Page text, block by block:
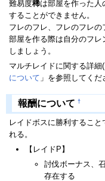
難易度稀は部屋を作った人
することができません。
フレのフレ、フレのフレの
部屋を作る際は自分のフ
しましょう。
マルチレイドに関する詳
について 」を参照してくだ
報酬について †
レイドボスに勝利するこ
れる。
【レイドP】
討伐ボーナス、
存在する